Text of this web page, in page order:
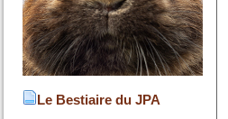
Le Bestiaire du JPA